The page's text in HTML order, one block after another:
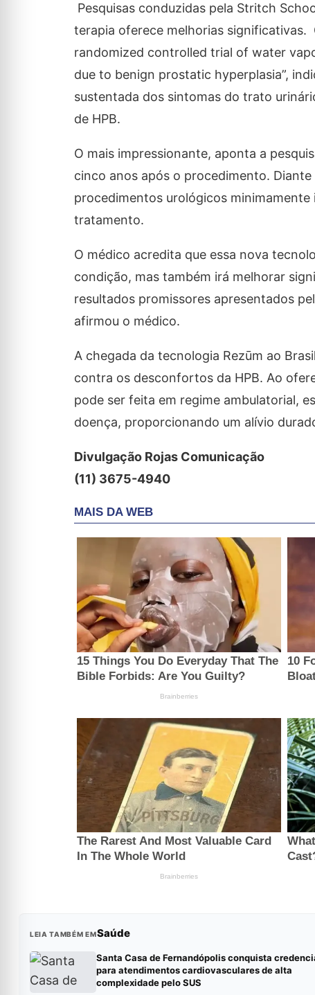
Pesquisas conduzidas pela Stritch
terapia oferece melhorias
randomized controlled trial of water
due to benign prostatic hyperplasia”,
sustentada dos sintomas do trato
de HPB.
O mais impressionante, aponta a
cinco anos após o procedimento.
procedimentos urológicos
tratamento.
O médico acredita que essa nova
condição, mas também irá melhorar
resultados promissores apresentados
afirmou o médico.
A chegada da tecnologia Rezūm ao
contra os desconfortos da HPB. Ao
pode ser feita em regime ambulatorial,
doença, proporcionando um alívio
Divulgação Rojas Comunicação
(11) 3675-4940
LEIA TAMBÉM EMSaúde
Santa Casa de Fernandópolis conquista
para atendimentos cardiovasculares de alta
complexidade pelo SUS